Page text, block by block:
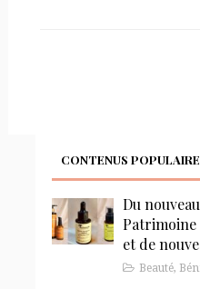
CONTENUS
Du
Patrimoine
et de
Beauté,